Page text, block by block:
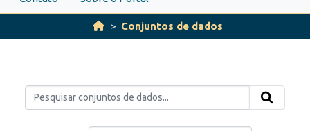
Conjuntos de dados